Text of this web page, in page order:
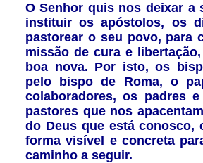
O Senhor quis nos deixar a
instituir os apóstolos, os
pastorear o seu povo, para
missão de cura e
boa nova. Por isto, os
pelo bispo de Roma, o
colaboradores, os padres
pastores que nos
do Deus que está conosco,
forma visível e concreta
caminho a seguir.